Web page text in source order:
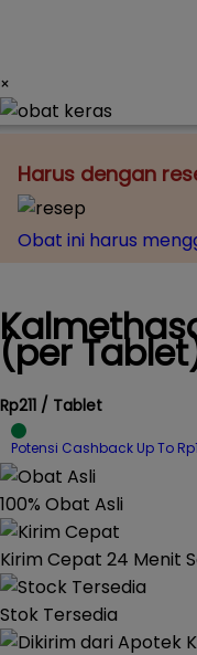
×
Harus dengan
Obat ini harus
(per
Rp211 / Tablet
Potensi Cashback Up To
100% Obat Asli
Kirim Cepat 24 Menit
Stok Tersedia